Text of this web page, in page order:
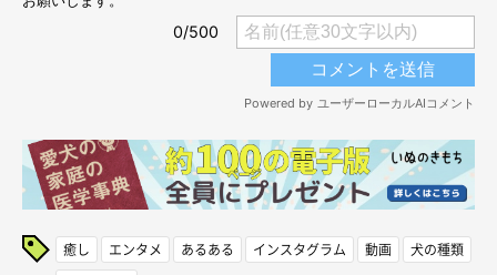
癒し エンタメ あるある インスタグラム 動画
犬の種類